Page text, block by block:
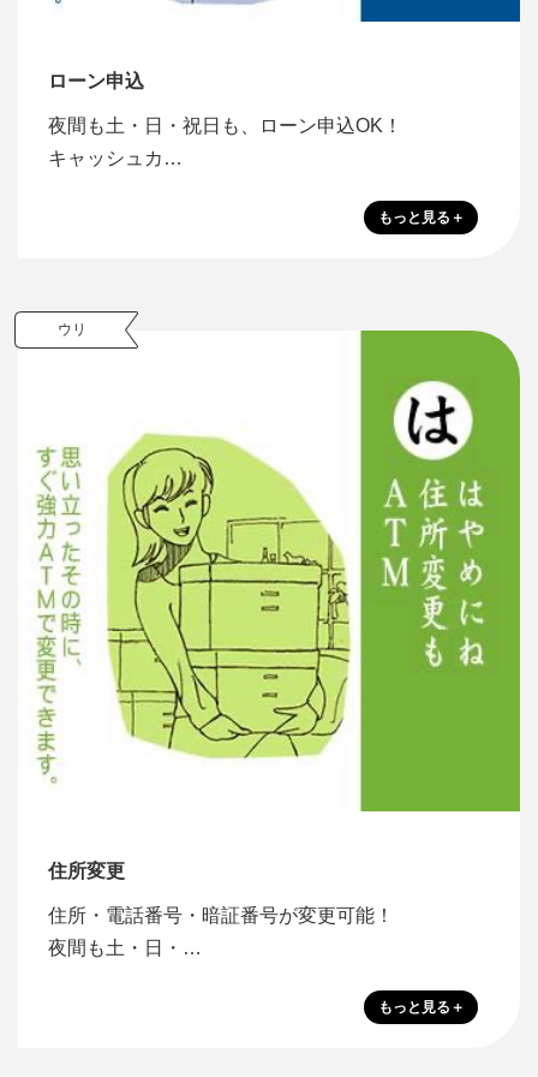
ローン申込
夜間も土・日・祝日も、ローン申込OK！
キャッシュカ…
ウリ
住所変更
住所・電話番号・暗証番号が変更可能！
夜間も土・日・…